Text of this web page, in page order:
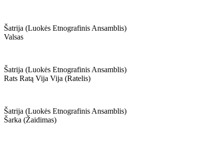
Šatrija (luokės Etnografinis Ansamblis)
Valsas
Šatrija (luokės Etnografinis Ansamblis)
Rats Ratą Vija Vija (ratelis)
Šatrija (luokės Etnografinis Ansamblis)
Šarka (žaidimas)